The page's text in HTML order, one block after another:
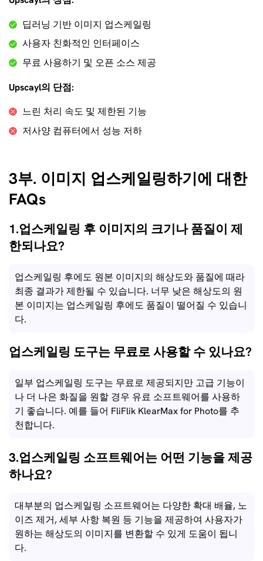
딥러닝 기반 이미지 업스케일링
사용자 친화적인 인터페이스
무료 사용하기 및 오픈 소스 제공
Upscayl의 단점:
느린 처리 속도 및 제한된 기능
저사양 컴퓨터에서 성능 저하
3부. 이미지 업스케일링하기에 대한
FAQs
1.업스케일링 후 이미지의 크기나 품질이 제
한되나요?
업스케일링 후에도 원본 이미지의 해상도와 품질에 때라
최종 결과가 제한될 수 있습니다. 너무 낮은 해상도의 원
본 이미지는 업스케일링 후에도 품질이 떨어질 수 있습니
다.
업스케일링 도구는 무료로 사용할 수 있나요?
일부 업스케일링 도구는 무료로 제공되지만 고급 기능이
나 더 나은 화질을 원할 경우 유료 소프트웨어를 사용하
기 좋습니다. 예를 들어 FliFlik KlearMax for Photo를 추
천합니다.
3.업스케일링 소프트웨어는 어떤 기능을 제공
하나요?
대부분의 업스케일링 소프트웨어는 다양한 확대 배율, 노
이즈 제거, 세부 사항 복원 등 기능을 제공하여 사용자가
원하는 해상도의 이미지를 변환할 수 있게 도움이 됩니
다.